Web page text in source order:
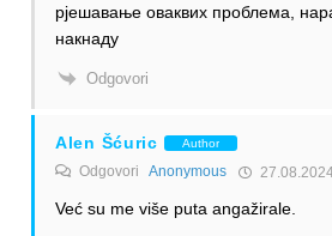
рјешавање оваквих проблема,
накнаду
Odgovori
Alen Šćuric Author
Odgovori Anonymous
Već su me više puta angažirale.